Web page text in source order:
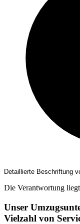
Detaillierte Beschriftung
Die Verantwortung
Unser
Vielzahl von